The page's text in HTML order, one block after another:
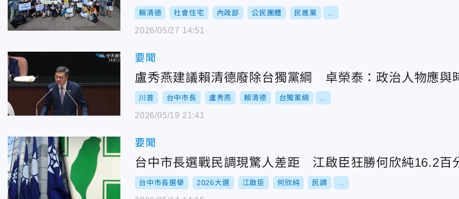
賴清德 社會住宅 內政部 公民團體 民進黨
2026/05/27 14:51
要聞
盧秀燕建議賴清德廢除台獨黨綱 卓榮泰：政治人物應與
川普 台中市長 盧秀燕 賴清德 台獨黨綱
2026/05/19 21:41
要聞
台中市長選戰民調現驚人差距 江啟臣狂勝何欣純16.2百
台中市長選舉 2026大選 江啟臣 何欣純 民調